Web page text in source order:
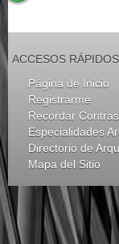
ACCESOS RÁPIDOS
Página de Inicio
Registrarme
Recordar
Especialidades
Directorio de
Mapa del Sitio